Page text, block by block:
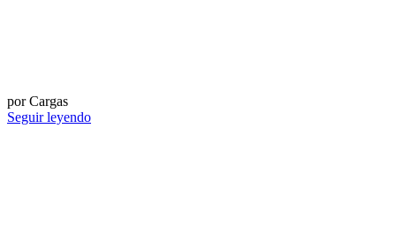
por Cargas
Seguir leyendo